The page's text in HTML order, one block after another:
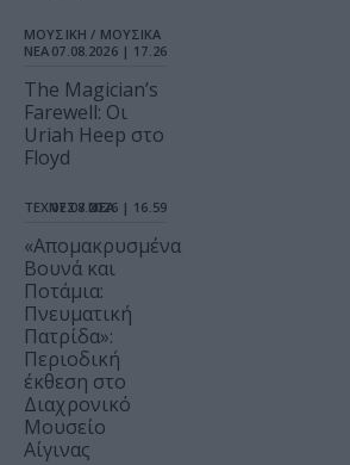
ΜΟΥΣΙΚΗ / ΜΟΥΣΙΚΑ
ΝΕΑ 07.08.2026 | 17.26
The Magician’s
Farewell: Οι
Uriah Heep στο
Floyd
ΤΕΧΝΕΣ / ΝΕΑ
07.08.2026 | 16.59
«Απομακρυσμένα
Βουνά και
Ποτάμια:
Πνευματική
Πατρίδα»:
Περιοδική
έκθεση στο
Διαχρονικό
Μουσείο
Αίγινας